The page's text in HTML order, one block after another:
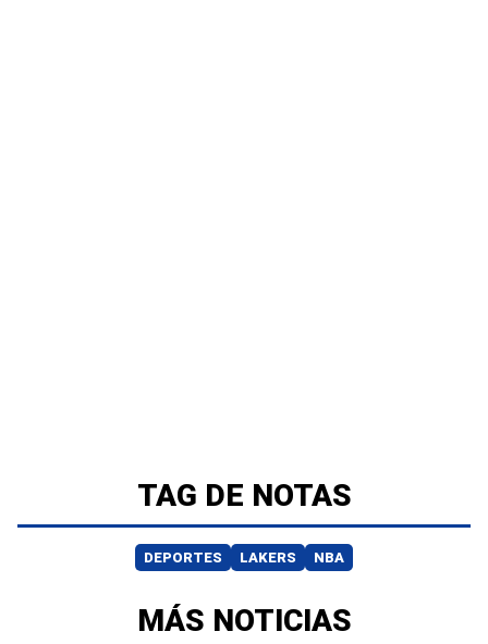
TAG DE NOTAS
DEPORTES LAKERS NBA
MÁS NOTICIAS